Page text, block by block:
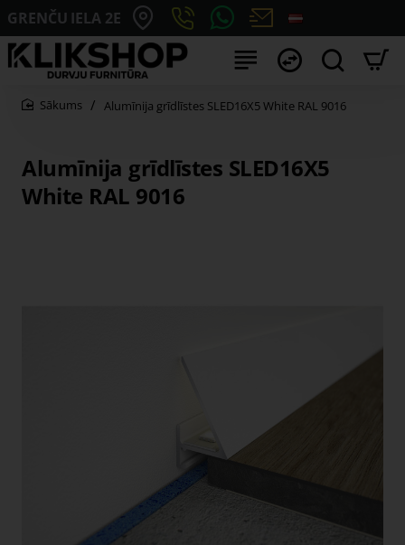
GRENČU IELA 2E
Alumīnija grīdlīstes SLED16X5
White RAL 9016
Alumīnija grīdlīstes SLED16X5 White RAL 9016